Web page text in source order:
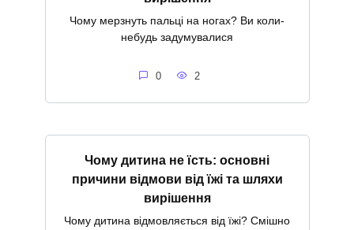
Чому мерзнуть пальці на ногах? Ви коли-
небудь задумувалися
0 2
Чому дитина не їсть: основні
причини відмови від їжі та шляхи
вирішення
Чому дитина відмовляється від їжі? Смішно